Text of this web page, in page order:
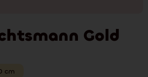
Gold
cm